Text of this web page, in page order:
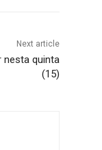
Next article
nesta quinta
(15)